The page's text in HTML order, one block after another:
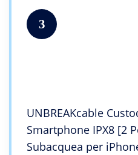
3
UNBREAKcable
Smartphone IPX8 [2
Subacquea per